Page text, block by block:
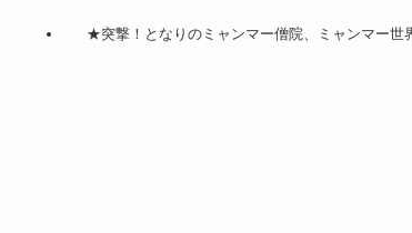
★突撃！となりのミャンマー僧院、ミャンマー世